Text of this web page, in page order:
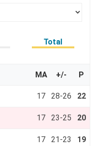
Total
MA +/- P
17 28-26 22
17 23-25 20
17 21-23 19